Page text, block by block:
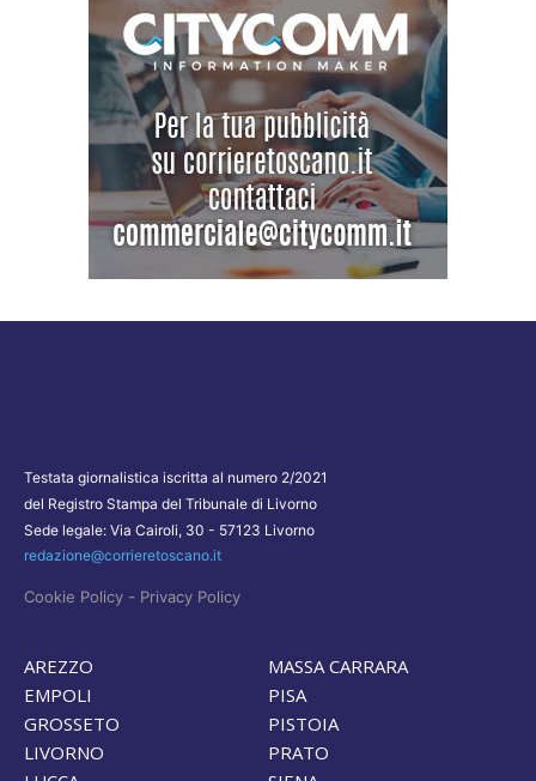
Testata giornalistica iscritta al numero 2/2021
del Registro Stampa del Tribunale di Livorno
Sede legale: Via Cairoli, 30 - 57123 Livorno
redazione@corrieretoscano.it
Cookie Policy - Privacy Policy
AREZZO
EMPOLI
GROSSETO
LIVORNO
MASSA CARRARA
PISA
PISTOIA
PRATO